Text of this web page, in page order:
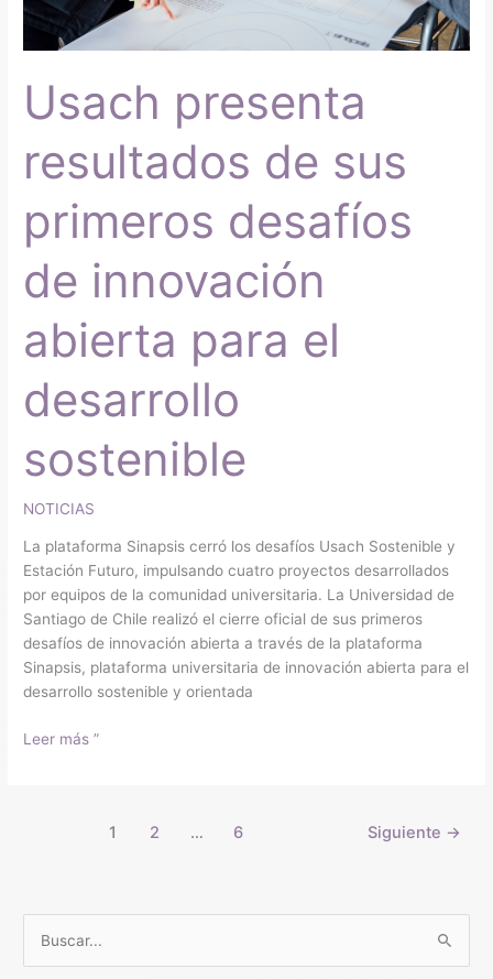
Usach presenta
resultados de sus
primeros desafíos
de innovación
abierta para el
desarrollo
sostenible
NOTICIAS
La plataforma Sinapsis cerró los desafíos Usach Sostenible y
Estación Futuro, impulsando cuatro proyectos desarrollados
por equipos de la comunidad universitaria. La Universidad de
Santiago de Chile realizó el cierre oficial de sus primeros
desafíos de innovación abierta a través de la plataforma
Sinapsis, plataforma universitaria de innovación abierta para el
desarrollo sostenible y orientada
sus
primeros
de
innovación
para
el
desarrollo
sostenible
Leer más ”
1 2 … 6 Siguiente →